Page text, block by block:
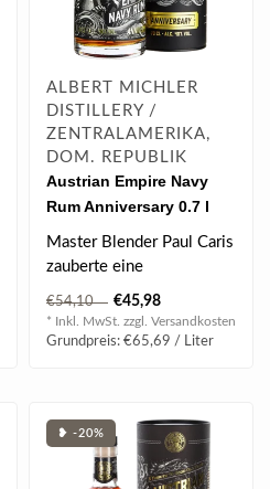
ALBERT MICHLER
DISTILLERY /
ZENTRALAMERIKA,
DOM. REPUBLIK
Austrian Empire Navy
Rum Anniversary 0.7 l
40% vol
Master Blender Paul Caris
zauberte eine
Komposition der bis zu
23 Jahre lang gel..
€54,10 €45,98
* Inkl. MwSt. zzgl. Versandkosten
Grundpreis: €65,69 / Liter
❥ -20%